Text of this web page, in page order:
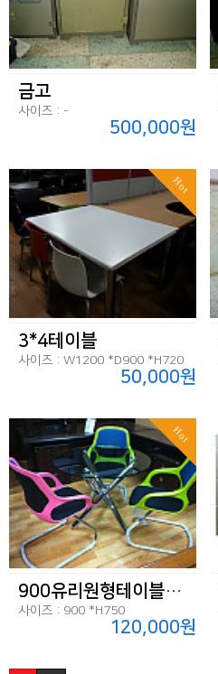
금고
사이즈 : -
500,000원
Hot
3*4테이블
사이즈 : W1200 *D900 *H720
50,000원
Hot
900유리원형테이블(삼발)
사이즈 : 900 *H750
120,000원